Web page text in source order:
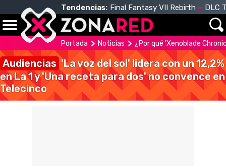
Tendencias: Final Fantasy VII Rebirth DLC
Portada Noticias ¿Por qué 'Xenoblade
Audiencias 'La voz del sol' lidera con un 12,2%
en La 1 y 'Una receta para dos' no convence en
Telecinco